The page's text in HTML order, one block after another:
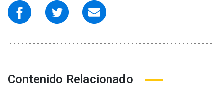
Contenido Relacionado